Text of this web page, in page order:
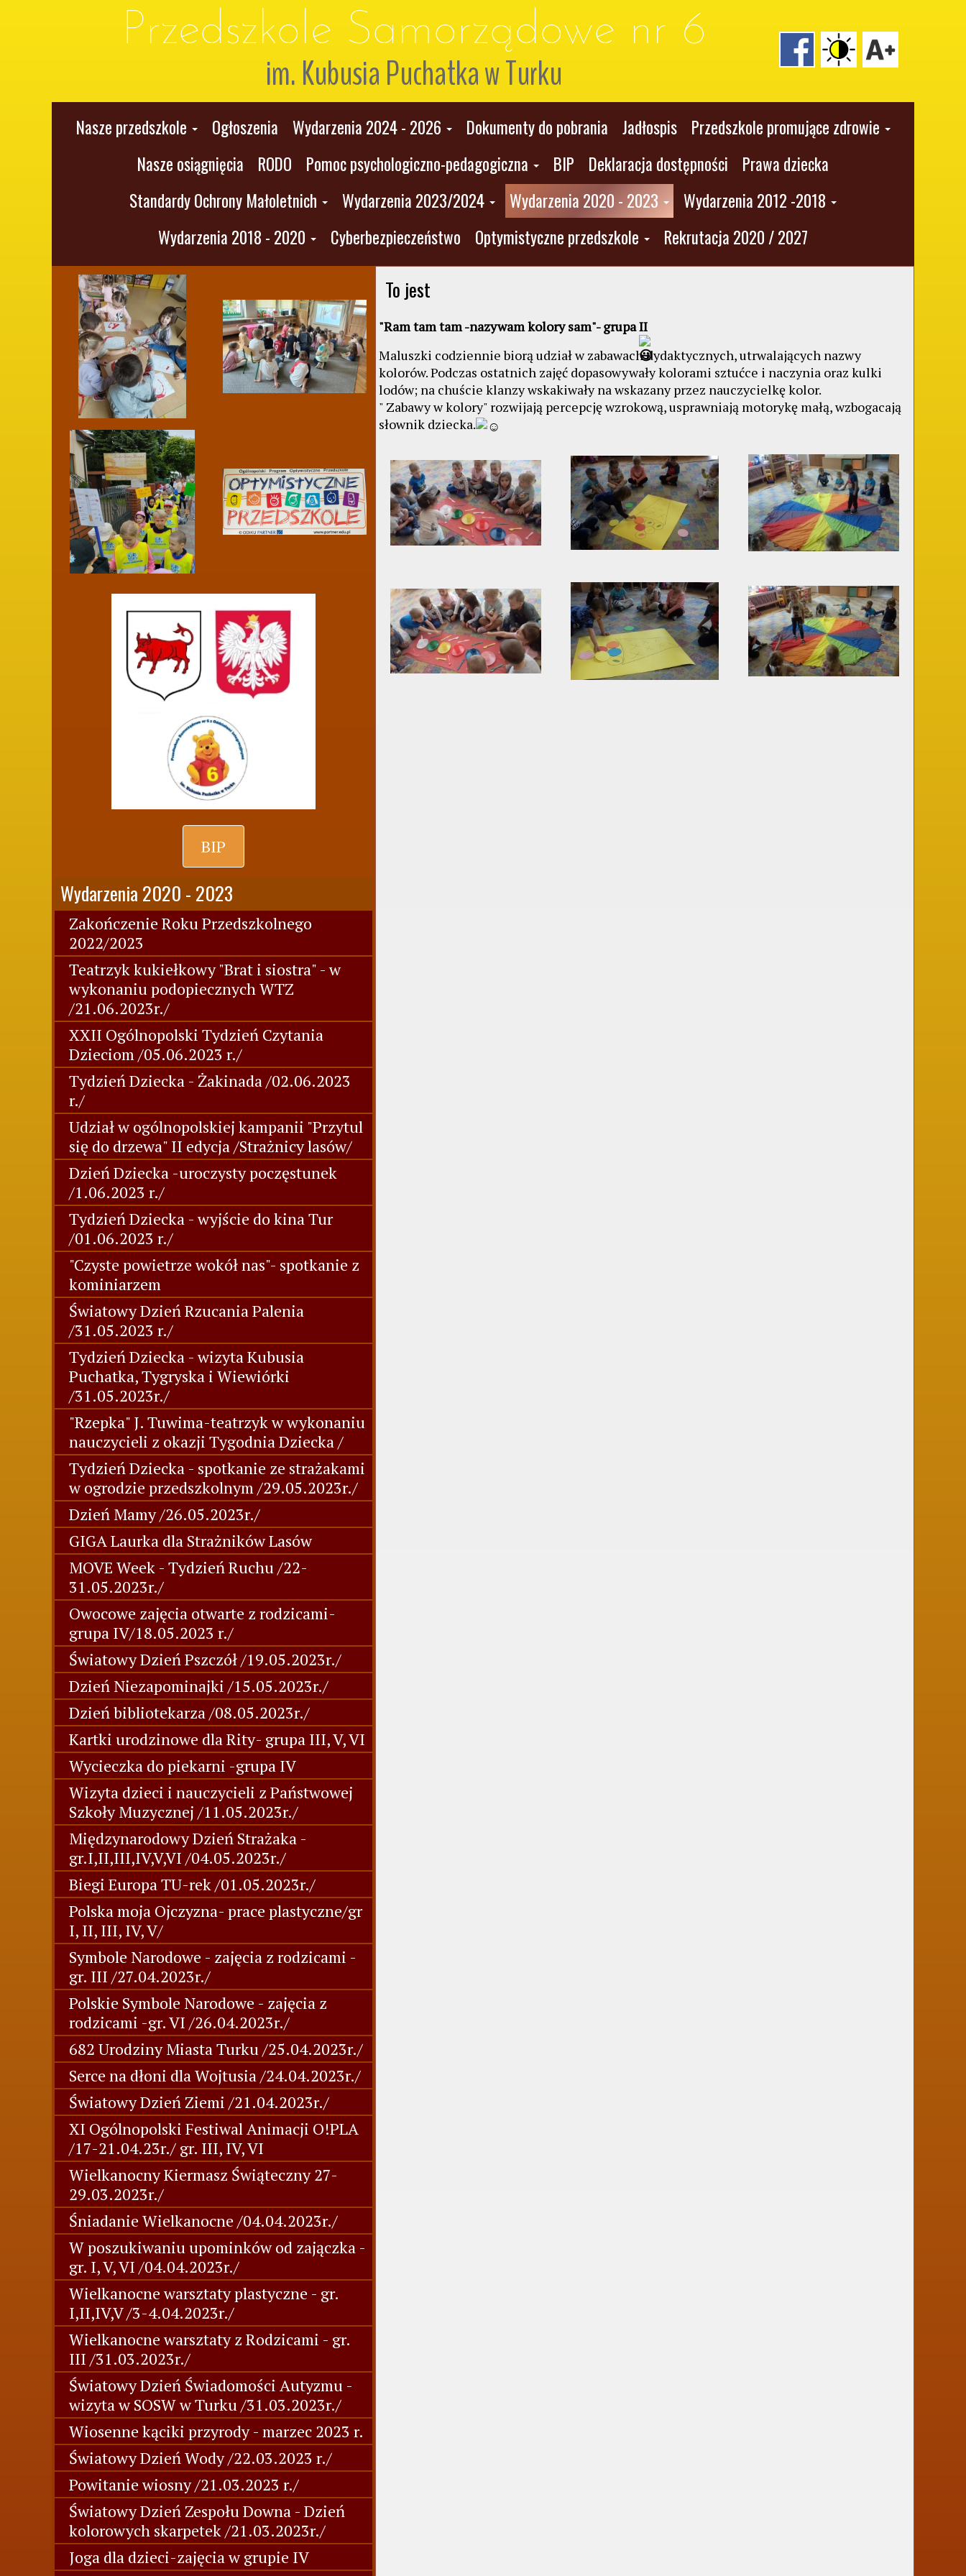
Przedszkole Samorządowe nr 6
im. Kubusia Puchatka w Turku
Nasze przedszkole Ogłoszenia Wydarzenia 2024 - 2026 Dokumenty do pobrania Jadłospis
Przedszkole promujące zdrowie
Nasze osiągnięcia
RODO Pomoc psychologiczno-pedagogiczna BIP Deklaracja dostępności
Prawa dziecka
Standardy Ochrony Małoletnich
Wydarzenia 2023/2024 Wydarzenia 2020 - 2023
Wydarzenia 2012 -2018
Wydarzenia 2018 - 2020
Cyberbezpieczeństwo Optymistyczne przedszkole Rekrutacja 2020 / 2027
To jest
"Ram tam tam -nazywam kolory sam"- grupa II
Maluszki codziennie biorą udział w zabawach dydaktycznych, utrwalających nazwy
kolorów. Podczas ostatnich zajęć dopasowywały kolorami sztućce i naczynia oraz kulki
lodów; na chuście klanzy wskakiwały na wskazany przez nauczycielkę kolor.
" Zabawy w kolory" rozwijają percepcję wzrokową, usprawniają motorykę małą, wzbogacają
słownik dziecka.
BIP
Wydarzenia 2020 - 2023
Zakończenie Roku Przedszkolnego
2022/2023
Teatrzyk kukiełkowy "Brat i siostra" - w
wykonaniu podopiecznych WTZ
/21.06.2023r./
XXII Ogólnopolski Tydzień Czytania
Dzieciom /05.06.2023 r./
Tydzień Dziecka - Żakinada /02.06.2023
r./
Udział w ogólnopolskiej kampanii "Przytul
się do drzewa" II edycja /Strażnicy lasów/
Dzień Dziecka -uroczysty poczęstunek
/1.06.2023 r./
Tydzień Dziecka - wyjście do kina Tur
/01.06.2023 r./
"Czyste powietrze wokół nas"- spotkanie z
kominiarzem
Światowy Dzień Rzucania Palenia
/31.05.2023 r./
Tydzień Dziecka - wizyta Kubusia
Puchatka, Tygryska i Wiewiórki
/31.05.2023r./
"Rzepka" J. Tuwima-teatrzyk w wykonaniu
nauczycieli z okazji Tygodnia Dziecka /
Tydzień Dziecka - spotkanie ze strażakami
w ogrodzie przedszkolnym /29.05.2023r./
Dzień Mamy /26.05.2023r./
GIGA Laurka dla Strażników Lasów
MOVE Week - Tydzień Ruchu /22-
31.05.2023r./
Owocowe zajęcia otwarte z rodzicami-
grupa IV/18.05.2023 r./
Światowy Dzień Pszczół /19.05.2023r./
Dzień Niezapominajki /15.05.2023r./
Dzień bibliotekarza /08.05.2023r./
Kartki urodzinowe dla Rity- grupa III, V, VI
Wycieczka do piekarni -grupa IV
Wizyta dzieci i nauczycieli z Państwowej
Szkoły Muzycznej /11.05.2023r./
Międzynarodowy Dzień Strażaka -
gr.I,II,III,IV,V,VI /04.05.2023r./
Biegi Europa TU-rek /01.05.2023r./
Polska moja Ojczyzna- prace plastyczne/gr
I, II, III, IV, V/
Symbole Narodowe - zajęcia z rodzicami -
gr. III /27.04.2023r./
Polskie Symbole Narodowe - zajęcia z
rodzicami -gr. VI /26.04.2023r./
682 Urodziny Miasta Turku /25.04.2023r./
Serce na dłoni dla Wojtusia /24.04.2023r./
Światowy Dzień Ziemi /21.04.2023r./
XI Ogólnopolski Festiwal Animacji O!PLA
/17-21.04.23r./ gr. III, IV, VI
Wielkanocny Kiermasz Świąteczny 27-
29.03.2023r./
Śniadanie Wielkanocne /04.04.2023r./
W poszukiwaniu upominków od zajączka -
gr. I, V, VI /04.04.2023r./
Wielkanocne warsztaty plastyczne - gr.
I,II,IV,V /3-4.04.2023r./
Wielkanocne warsztaty z Rodzicami - gr.
III /31.03.2023r./
Światowy Dzień Świadomości Autyzmu -
wizyta w SOSW w Turku /31.03.2023r./
Wiosenne kąciki przyrody - marzec 2023 r.
Światowy Dzień Wody /22.03.2023 r./
Powitanie wiosny /21.03.2023 r./
Światowy Dzień Zespołu Downa - Dzień
kolorowych skarpetek /21.03.2023r./
Joga dla dzieci-zajęcia w grupie IV